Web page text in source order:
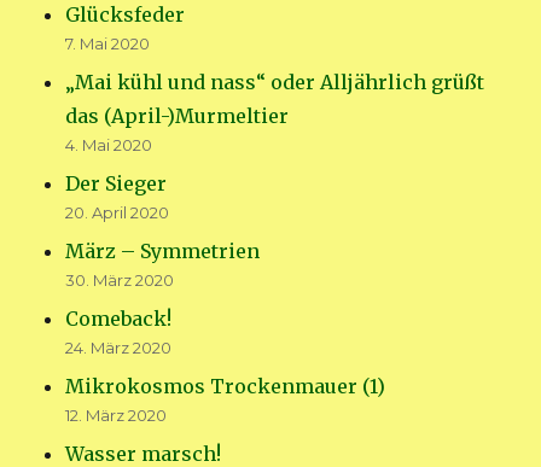
Glücksfeder
7. Mai 2020
„Mai kühl und nass“ oder Alljährlich grüßt
das (April-)Murmeltier
4. Mai 2020
Der Sieger
20. April 2020
März – Symmetrien
30. März 2020
Comeback!
24. März 2020
Mikrokosmos Trockenmauer (1)
12. März 2020
Wasser marsch!